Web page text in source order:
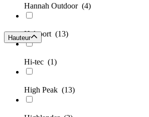
Hannah Outdoor (4)
Helsport (13)
Hi-tec (1)
High Peak (13)
Hauteur